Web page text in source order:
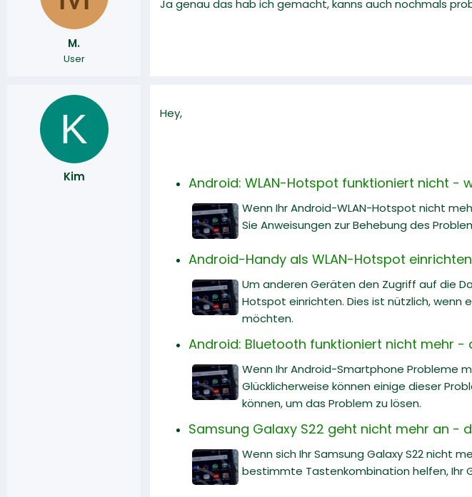
a
m
M.
User
Ja genau das hab ich gemacht, kanns auch nochmals
K
Kim
Hey,
Android: WLAN-Hotspot funktioniert nicht -
Wenn Ihr Android-WLAN-Hotspot nicht
Sie Anweisungen zur Behebung des
Android-Handy als WLAN-Hotspot
Um anderen Geräten den Zugriff auf die
Hotspot einrichten. Dies ist nützlich, wenn
möchten.
Android: Bluetooth funktioniert nicht mehr -
Wenn Ihr Android-Smartphone Probleme
Glücklicherweise können einige dieser
können, um das Problem zu lösen.
Samsung Galaxy S22 geht nicht mehr an -
Wenn sich Ihr Samsung Galaxy S22 nicht
bestimmte Tastenkombination helfen, Ihr